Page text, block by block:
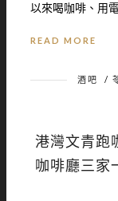
以來喝咖啡、用
READ MORE
酒吧 /
港灣文青跑
咖啡廳三家